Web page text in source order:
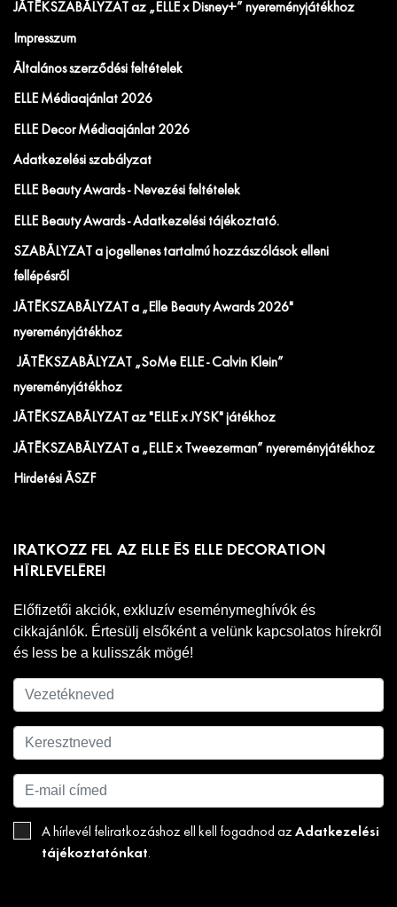
JÁTÉKSZABÁLYZAT az „ELLE x Disney+” nyereményjátékhoz
Impresszum
Általános szerződési feltételek
ELLE Médiaajánlat 2026
ELLE Decor Médiaajánlat 2026
Adatkezelési szabályzat
ELLE Beauty Awards - Nevezési feltételek
ELLE Beauty Awards - Adatkezelési tájékoztató.
SZABÁLYZAT a jogellenes tartalmú hozzászólások elleni
fellépésről
JÁTÉKSZABÁLYZAT a „Elle Beauty Awards 2026"
nyereményjátékhoz
JÁTÉKSZABÁLYZAT „SoMe ELLE - Calvin Klein”
nyereményjátékhoz
JÁTÉKSZABÁLYZAT az "ELLE x JYSK" játékhoz
JÁTÉKSZABÁLYZAT a „ELLE x Tweezerman” nyereményjátékhoz
Hirdetési ÁSZF
IRATKOZZ FEL AZ ELLE ÉS ELLE DECORATION
HÍRLEVELÉRE!
Előfizetői akciók, exkluzív eseménymeghívók és
cikkajánlók. Értesülj elsőként a velünk kapcsolatos hírekről
és less be a kulisszák mögé!
A hírlevél feliratkozáshoz ell kell fogadnod az Adatkezelési
tájékoztatónkat.